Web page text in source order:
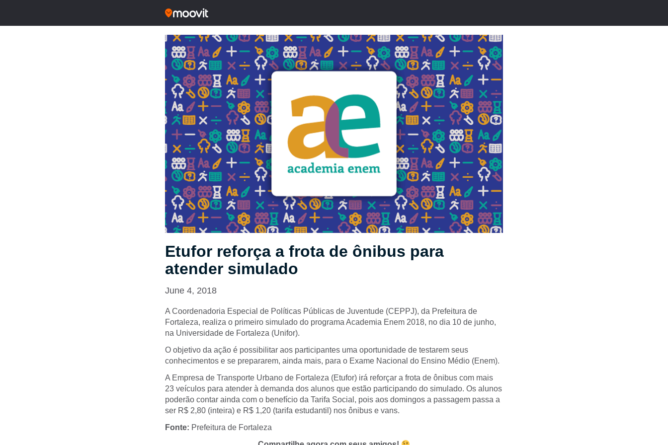
Etufor reforça a frota de ônibus para
atender simulado
June 4, 2018
A Coordenadoria Especial de Políticas Públicas de Juventude (CEPPJ), da Prefeitura de
Fortaleza, realiza o primeiro simulado do programa Academia Enem 2018, no dia 10 de junho,
na Universidade de Fortaleza (Unifor).
O objetivo da ação é possibilitar aos participantes uma oportunidade de testarem seus
conhecimentos e se prepararem, ainda mais, para o Exame Nacional do Ensino Médio (Enem).
A Empresa de Transporte Urbano de Fortaleza (Etufor) irá reforçar a frota de ônibus com mais
23 veículos para atender à demanda dos alunos que estão participando do simulado. Os alunos
poderão contar ainda com o benefício da Tarifa Social, pois aos domingos a passagem passa a
ser R$ 2,80 (inteira) e R$ 1,20 (tarifa estudantil) nos ônibus e vans.
Fonte: Prefeitura de Fortaleza